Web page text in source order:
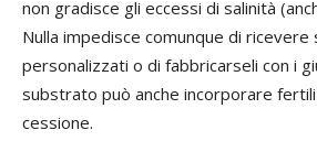
non gradisce gli eccessi di salinità
Nulla impedisce comunque di
personalizzati o di fabbricarseli con i
substrato può anche incorporare
cessione.